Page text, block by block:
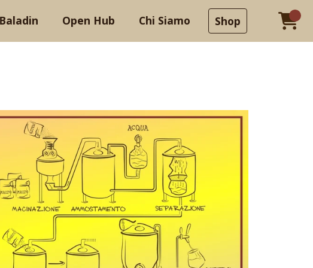
Open Hub Chi Siamo Shop